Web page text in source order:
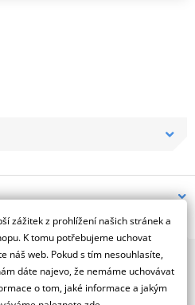
maximální ochranu Vašeho
oblečení, doplňky i náhradní
zážitek z prohlížení našich stránek a
K tomu potřebujeme uchovat
náš web. Pokud s tím nesouhlasíte,
dáte najevo, že nemáme uchovávat
o tom, jaké informace a jakým